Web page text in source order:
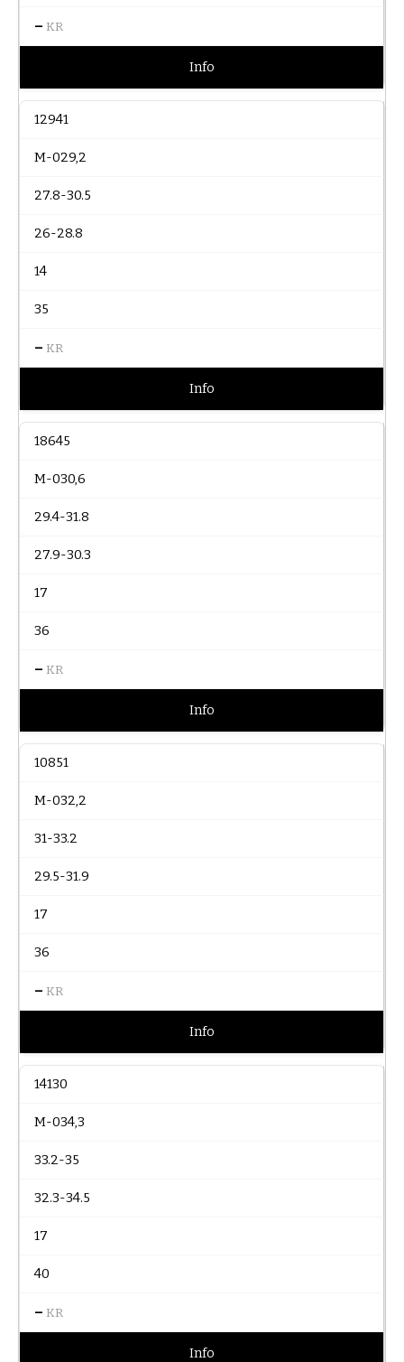
– KR
Info
12941
M-029,2
27.8-30.5
26-28.8
14
35
– KR
Info
18645
M-030,6
29.4-31.8
27.9-30.3
17
36
– KR
Info
10851
M-032,2
31-33.2
29.5-31.9
17
36
– KR
Info
14130
M-034,3
33.2-35
32.3-34.5
17
40
– KR
Info